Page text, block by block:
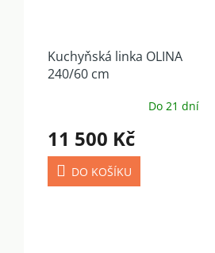
Kuchyňská linka OLINA
240/60 cm
Do 21 dní
11 500 Kč
DO KOŠÍKU